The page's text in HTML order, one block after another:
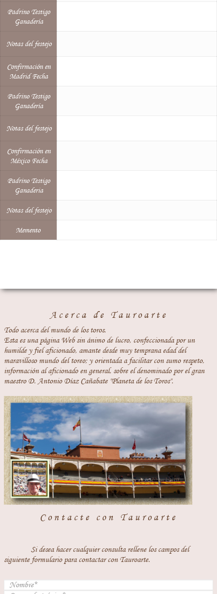
Padrino Testigo
Ganadería
Notas del festejo
Confirmación en
Madrid Fecha
Padrino Testigo
Ganadería
Notas del festejo
Confirmación en
México Fecha
Padrino Testigo
Ganaderia
Notas del festejo
Memento
Acerca de Tauroarte
Todo acerca del mundo de los toros.
Esta es una página Web sin ánimo de lucro, confeccionada por un
humilde y fiel aficionado, amante desde muy temprana edad del
maravilloso mundo del toreo; y orientada a facilitar con sumo respeto,
información al aficionado en general, sobre el denominado por el gran
maestro D. Antonio Díaz Cañabate "Planeta de los Toros".
Contacte con Tauroarte
Si desea hacer cualquier consulta rellene los campos del
siguiente formulario para contactar con Tauroarte.